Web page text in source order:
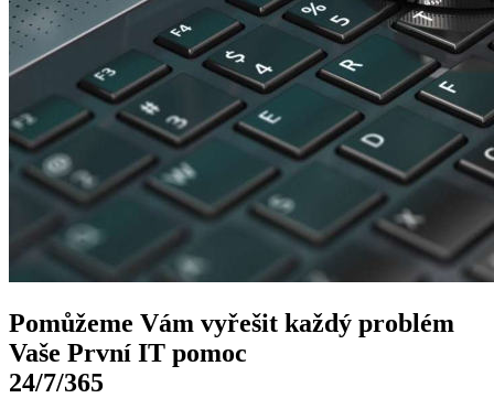
Pomůžeme Vám vyřešit každý problém
Vaše První IT pomoc
24/7/365